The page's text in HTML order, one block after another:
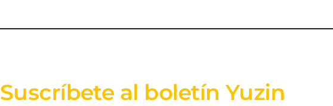
Suscríbete al boletín Yuzin